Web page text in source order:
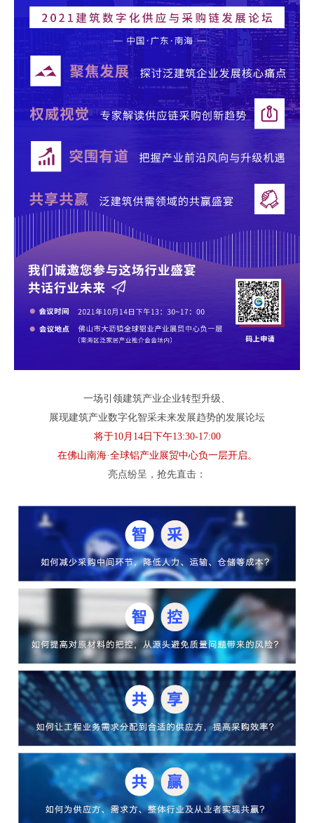
一场引领建筑产业企业转型升级、
展现建筑产业数字化智采未来发展趋势的发展论坛
将于10月 14日下午13:30-17:00
在佛山南海·全球铝产业展贸中心负一层开启 。
亮点纷呈 ， 抢先直击 ：